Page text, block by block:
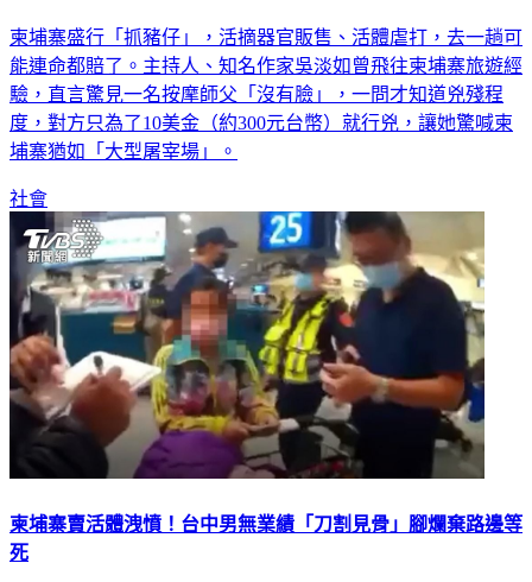
柬埔寨盛行「抓豬仔」，活摘器官販售、活體虐打，去一趟可
能連命都賠了。主持人、知名作家吳淡如曾飛往柬埔寨旅遊經
驗，直言驚見一名按摩師父「沒有臉」，一問才知道兇殘程
度，對方只為了10美金（約300元台幣）就行兇，讓她驚喊柬
埔寨猶如「大型屠宰場」。
社會
柬埔寨賣活體洩憤！台中男無業績「刀割見骨」腳爛棄路邊等
死